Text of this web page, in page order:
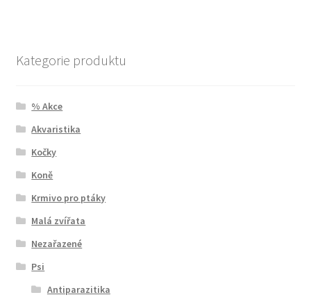
Kategorie produktu
% Akce
Akvaristika
Kočky
Koně
Krmivo pro ptáky
Malá zvířata
Nezařazené
Psi
Antiparazitika